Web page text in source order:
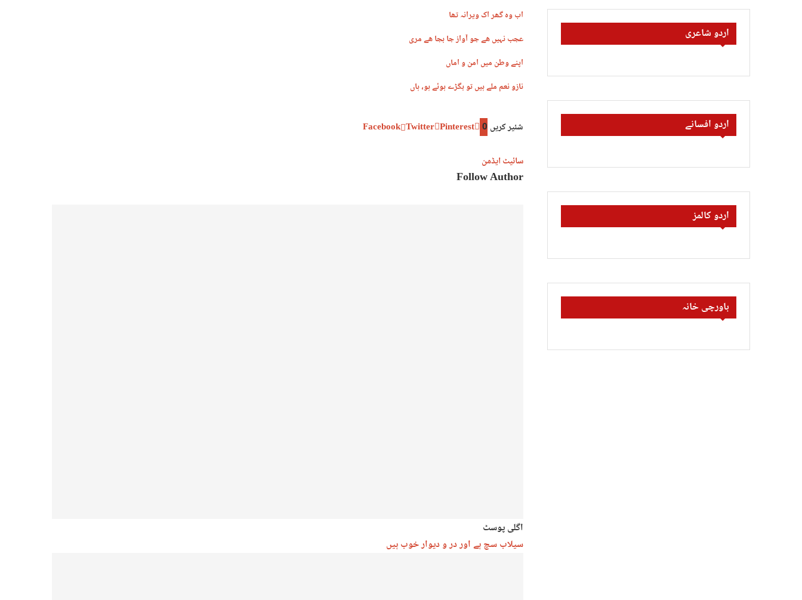
اب وہ گھر اک ویرانہ تھا
عجب نہیں ھے جو آواز جا بجا ھے مری
اپنے وطن میں امن و اماں
نازو نعم ملے ہیں تو بگڑے ہوئے ہو، ہاں
شئیر کریں 0
Facebook Twitter Pinterest
سائیٹ ایڈمن
Follow Author
اگلی پوسٹ
سیلاب سچ ہے اور در و دیوار خوب ہیں
اردو شاعری
اردو افسانے
اردو کالمز
باورچی خانہ